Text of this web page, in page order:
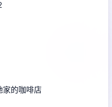
家的咖啡店